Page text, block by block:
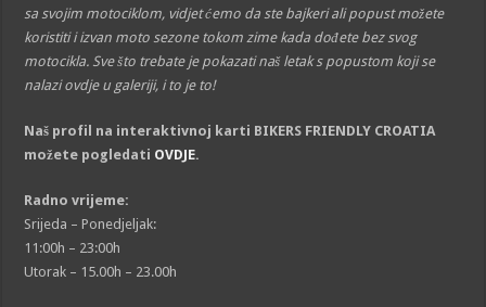
sa svojim motociklom, vidjet ćemo da ste bajkeri ali popust možete
koristiti i izvan moto sezone tokom zime kada dođete bez svog
motocikla. Sve što trebate je pokazati naš letak s popustom koji se
nalazi ovdje u galeriji, i to je to!
Naš profil na interaktivnoj karti BIKERS FRIENDLY CROATIA
možete pogledati OVDJE.
Radno vrijeme:
Srijeda – Ponedjeljak:
11:00h – 23:00h
Utorak – 15.00h – 23.00h